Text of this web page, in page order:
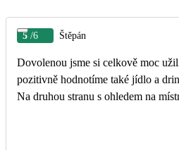
5 /6 Štěpán
Dovolenou jsme si celkově moc
pozitivně hodnotíme také jídlo a drinky u bazénu, které